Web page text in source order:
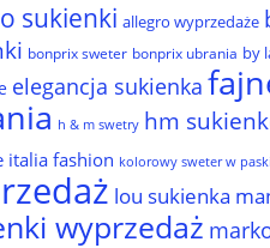
sukienki allegro wyprzedaże
bonprix sweter bonprix ubrania by
elegancja sukienka
h & m swetry hm
italia fashion kolorowy sweter w paski
lou sukienka
wyprzedaż